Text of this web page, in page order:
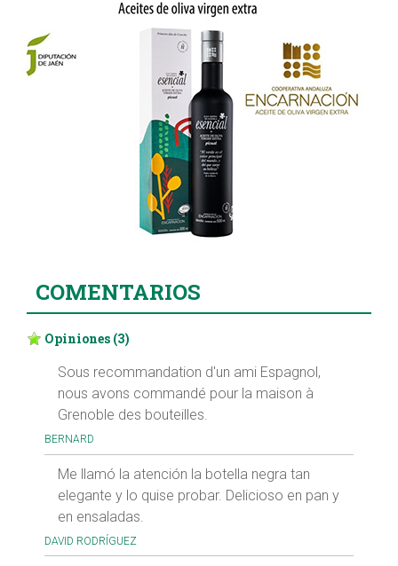
COMENTARIOS
Opiniones (3)
Sous recommandation d'un ami Espagnol,
nous avons commandé pour la maison à
Grenoble des bouteilles.
BERNARD
Me llamó la atención la botella negra tan
elegante y lo quise probar. Delicioso en pan y
en ensaladas.
DAVID RODRÍGUEZ